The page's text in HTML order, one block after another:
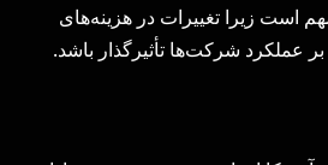
است زیرا تغییرات در هزینه‌های
عملکرد شرکت‌ها تأثیرگذار باشد.